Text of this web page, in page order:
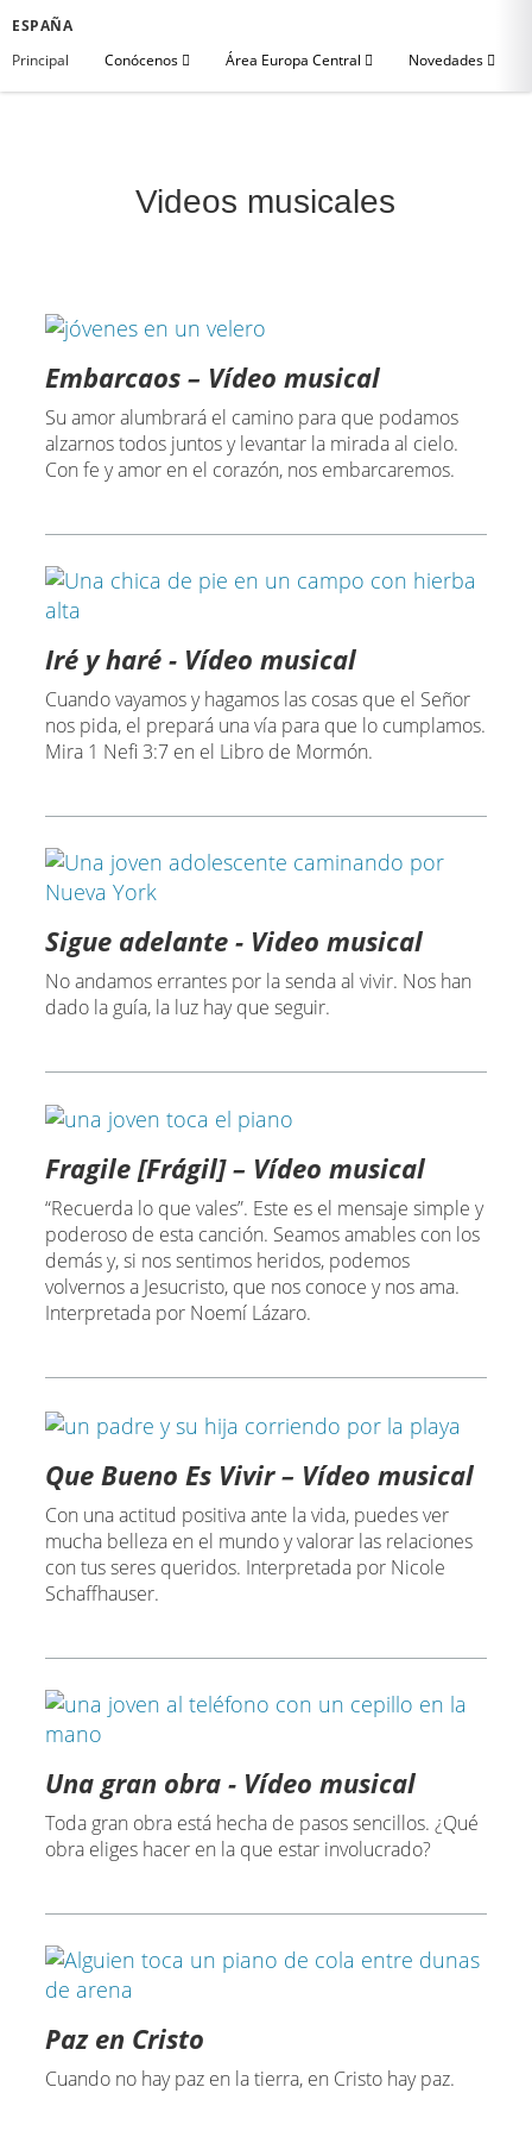
ESPAÑA
Principal
Conócenos Área Europa Central Novedades
Videos musicales
Embarcaos – Vídeo musical
Su amor alumbrará el camino para que podamos
alzarnos todos juntos y levantar la mirada al cielo.
Con fe y amor en el corazón, nos embarcaremos.
Iré y haré - Vídeo musical
Cuando vayamos y hagamos las cosas que el Señor
nos pida, el prepará una vía para que lo cumplamos.
Mira 1 Nefi 3:7 en el Libro de Mormón.
Sigue adelante - Video musical
No andamos errantes por la senda al vivir. Nos han
dado la guía, la luz hay que seguir.
Fragile [Frágil] – Vídeo musical
“Recuerda lo que vales”. Este es el mensaje simple y
poderoso de esta canción. Seamos amables con los
demás y, si nos sentimos heridos, podemos
volvernos a Jesucristo, que nos conoce y nos ama.
Interpretada por Noemí Lázaro.
Que Bueno Es Vivir – Vídeo musical
Con una actitud positiva ante la vida, puedes ver
mucha belleza en el mundo y valorar las relaciones
con tus seres queridos. Interpretada por Nicole
Schaffhauser.
Una gran obra - Vídeo musical
Toda gran obra está hecha de pasos sencillos. ¿Qué
obra eliges hacer en la que estar involucrado?
Paz en Cristo
Cuando no hay paz en la tierra, en Cristo hay paz.